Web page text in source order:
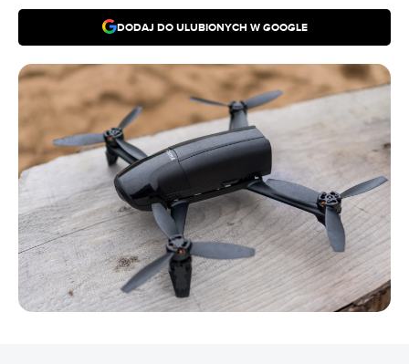
DODAJ DO ULUBIONYCH W GOOGLE